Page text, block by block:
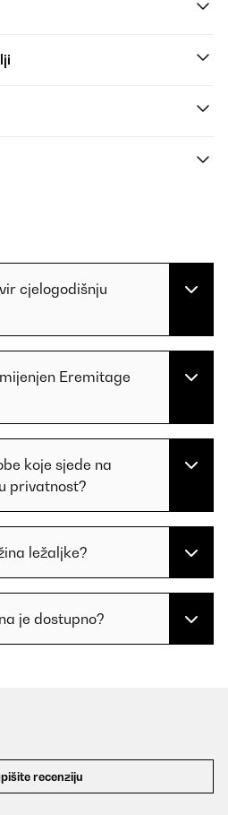
cjelogodišnju
Eremitage
koje sjede na
privatnost?
ležaljke?
je dostupno?
recenziju